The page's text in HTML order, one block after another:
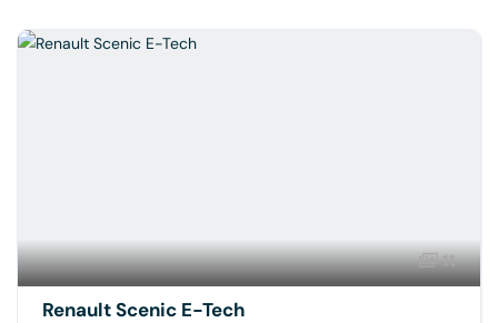
11
Renault Scenic E-Tech